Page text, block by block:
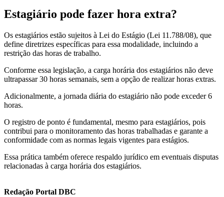
Estagiário pode fazer hora extra?
Os estagiários estão sujeitos à Lei do Estágio (Lei 11.788/08), que
define diretrizes específicas para essa modalidade, incluindo a
restrição das horas de trabalho.
Conforme essa legislação, a carga horária dos estagiários não deve
ultrapassar 30 horas semanais, sem a opção de realizar horas extras.
Adicionalmente, a jornada diária do estagiário não pode exceder 6
horas.
O registro de ponto é fundamental, mesmo para estagiários, pois
contribui para o monitoramento das horas trabalhadas e garante a
conformidade com as normas legais vigentes para estágios.
Essa prática também oferece respaldo jurídico em eventuais disputas
relacionadas à carga horária dos estagiários.
Redação Portal DBC